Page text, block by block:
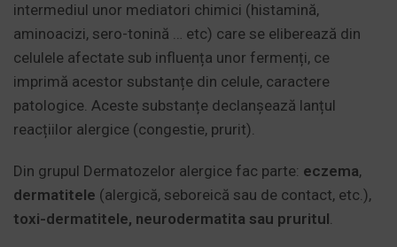
intermediul unor mediatori chimici (histamină,
aminoacizi, sero-tonină … etc) care se eliberează din
celulele afectate sub influența unor fermenți, ce
imprimă acestor substanțe din celule, caractere
patologice. Aceste substanțe declanșează lanțul
reacțiilor alergice (congestie, prurit).
Din grupul Dermatozelor alergice fac parte: eczema,
dermatitele (alergică, seboreică sau de contact, etc.),
toxi-dermatitele, neurodermatita sau pruritul.